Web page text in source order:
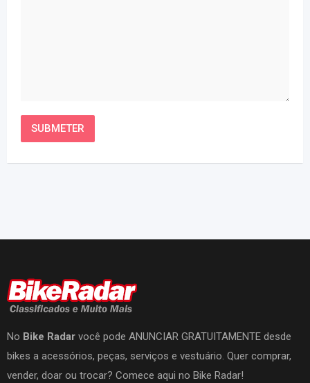
No Bike Radar você pode ANUNCIAR GRATUITAMENTE desde
bikes a acessórios, peças, serviços e vestuário. Quer comprar,
vender, doar ou trocar? Comece aqui no Bike Radar!